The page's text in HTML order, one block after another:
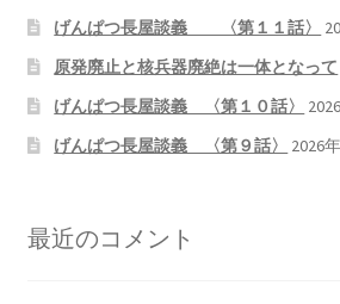
げんぱつ長屋談義 〈第１１話〉
原発廃止と核兵器廃絶は一体となって
げんぱつ長屋談義 〈第１０話〉
げんぱつ長屋談義 〈第９話〉
2026
最近のコメント